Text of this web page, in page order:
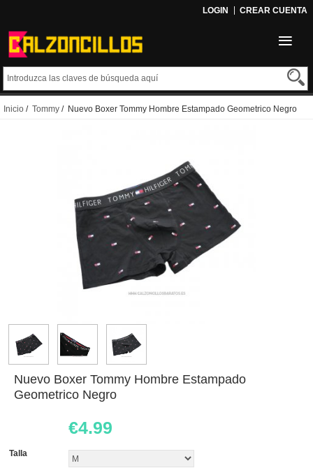
LOGIN CREAR CUENTA
Inicio / Tommy / Nuevo Boxer Tommy Hombre Estampado Geometrico Negro
Nuevo Boxer Tommy Hombre Estampado
Geometrico Negro
€4.99
Talla